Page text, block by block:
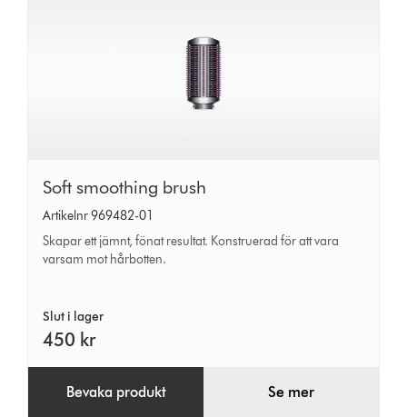
Soft
smoothing
brush
Soft smoothing brush
Artikelnr 969482-01
Skapar ett jämnt, fönat resultat. Konstruerad för att vara
varsam mot hårbotten.
Slut i lager
450 kr
Bevaka produkt Se mer